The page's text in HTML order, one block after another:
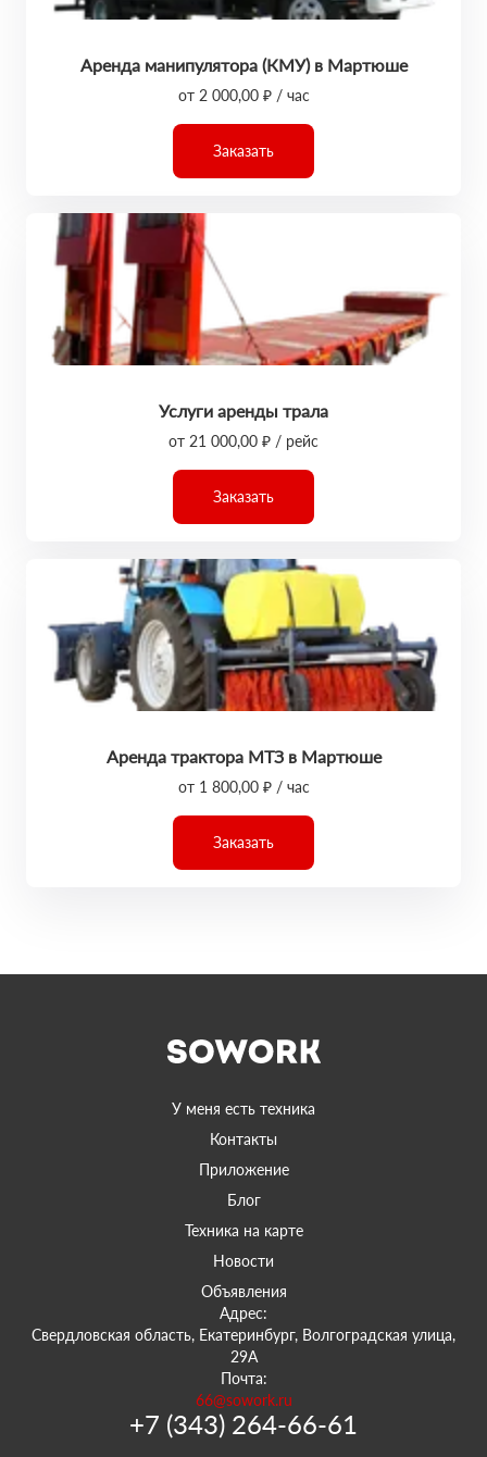
Аренда манипулятора (КМУ) в Мартюше
от 2 000,00 ₽ / час
Заказать
Услуги аренды трала
от 21 000,00 ₽ / рейс
Заказать
Аренда трактора МТЗ в Мартюше
от 1 800,00 ₽ / час
Заказать
У меня есть техника
Контакты
Приложение
Блог
Техника на карте
Новости
Объявления
Адрес:
Свердловская область, Екатеринбург, Волгоградская улица,
29А
Почта:
66@sowork.ru
+7 (343) 264-66-61